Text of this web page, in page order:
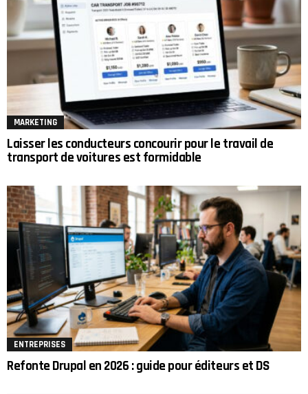
MARKETING
Laisser les conducteurs concourir pour le travail de
transport de voitures est formidable
ENTREPRISES
Refonte Drupal en 2026 : guide pour éditeurs et DS